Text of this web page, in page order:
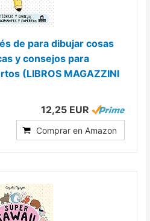
de para dibujar cosas
y consejos para
(LIBROS MAGAZZINI
12,25 EUR
Comprar en Amazon